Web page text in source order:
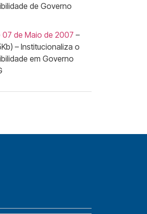
de Governo
07 de Maio de 2007 –
– Institucionaliza o
em Governo